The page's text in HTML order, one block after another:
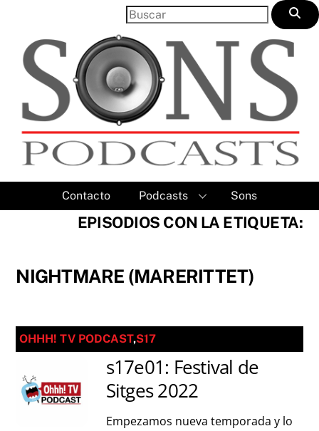
content
Contacto Podcasts Sons
EPISODIOS CON LA ETIQUETA:
NIGHTMARE (MARERITTET)
OHHH! TV PODCAST,S17
s17e01: Festival de
Sitges 2022
Empezamos nueva temporada y lo